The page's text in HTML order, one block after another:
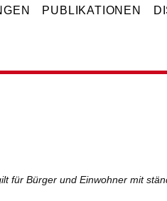
PUBLIKATIONEN
für Bürger und Einwohner mit